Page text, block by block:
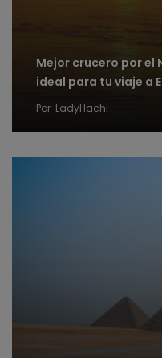
Mejor crucero por el
ideal para tu viaje a
Por LadyHachi